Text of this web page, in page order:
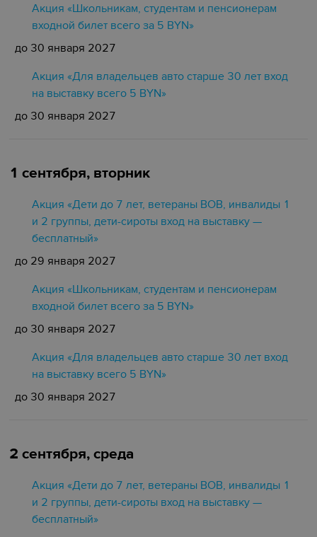
Акция «Школьникам, студентам и пенсионерам
входной билет всего за 5 BYN»
до 30 января 2027
Акция «Для владельцев авто старше 30 лет вход
на выставку всего 5 BYN»
до 30 января 2027
1 сентября, вторник
Акция «Дети до 7 лет, ветераны ВОВ, инвалиды 1
и 2 группы, дети-сироты вход на выставку —
бесплатный»
до 29 января 2027
Акция «Школьникам, студентам и пенсионерам
входной билет всего за 5 BYN»
до 30 января 2027
Акция «Для владельцев авто старше 30 лет вход
на выставку всего 5 BYN»
до 30 января 2027
2 сентября, среда
Акция «Дети до 7 лет, ветераны ВОВ, инвалиды 1
и 2 группы, дети-сироты вход на выставку —
бесплатный»